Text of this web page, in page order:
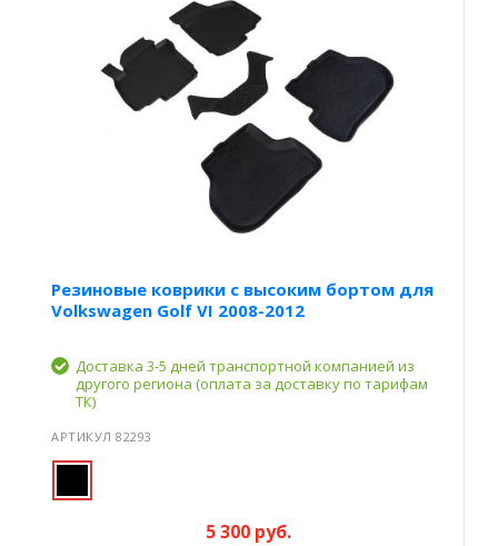
Резиновые коврики с высоким бортом для
Volkswagen Golf VI 2008-2012
Доставка 3-5 дней транспортной компанией из
другого региона (оплата за доставку по тарифам
ТК)
АРТИКУЛ 82293
5 300 руб.